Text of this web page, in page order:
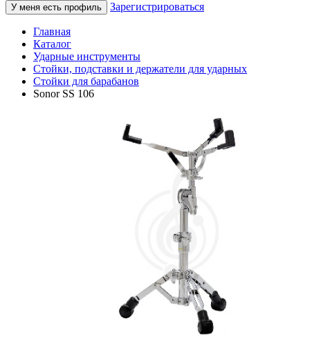
У меня есть профиль
Зарегистрироваться
Главная
Каталог
Ударные инструменты
Стойки, подставки и держатели для ударных
Стойки для барабанов
Sonor SS 106